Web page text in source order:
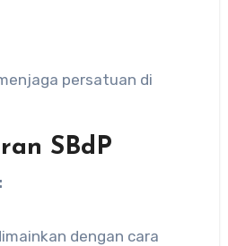
persatuan di
SBdP
dengan cara